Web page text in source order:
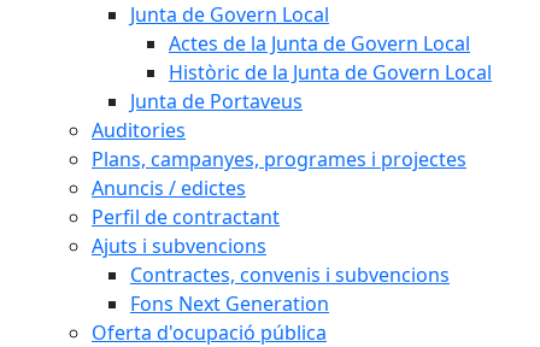
Junta de Govern Local
Actes de la Junta de Govern Local
Històric de la Junta de Govern Local
Junta de Portaveus
Auditories
Plans, campanyes, programes i projectes
Anuncis / edictes
Perfil de contractant
Ajuts i subvencions
Contractes, convenis i subvencions
Fons Next Generation
Oferta d'ocupació pública